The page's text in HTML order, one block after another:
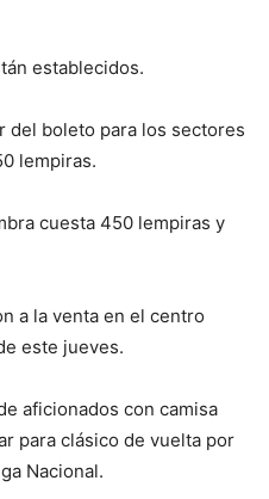
establecidos.
del boleto para los sectores
lempiras.
cuesta 450 lempiras y
a la venta en el centro
este jueves.
aficionados con camisa
para clásico de vuelta por
Nacional.